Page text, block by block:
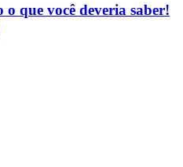
que você deveria saber!